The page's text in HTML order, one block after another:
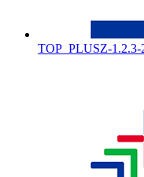
TOP_PLUSZ-